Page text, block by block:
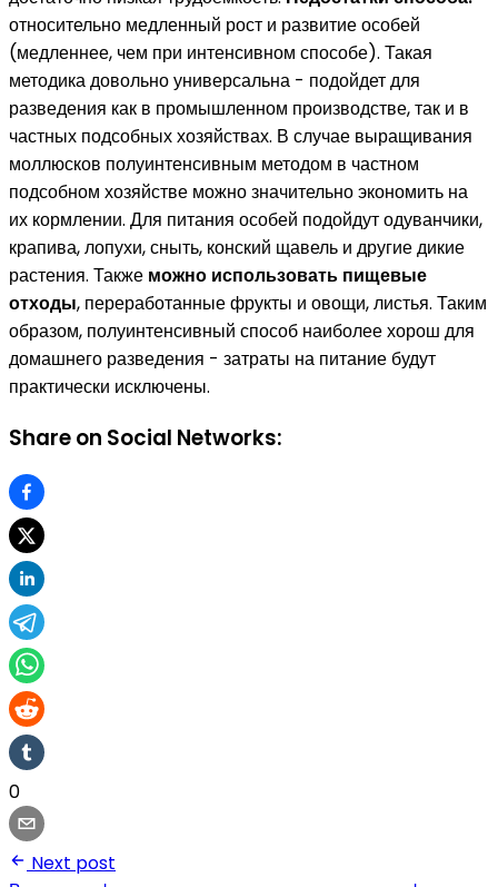
относительно медленный рост и развитие особей
(медленнее, чем при интенсивном способе). Такая
методика довольно универсальна - подойдет для
разведения как в промышленном производстве, так и в
частных подсобных хозяйствах. В случае выращивания
моллюсков полуинтенсивным методом в частном
подсобном хозяйстве можно значительно экономить на
их кормлении. Для питания особей подойдут одуванчики,
крапива, лопухи, сныть, конский щавель и другие дикие
растения. Также можно использовать пищевые
отходы, переработанные фрукты и овощи, листья. Таким
образом, полуинтенсивный способ наиболее хорош для
домашнего разведения - затраты на питание будут
практически исключены.
Share on Social Networks:
0
Next post